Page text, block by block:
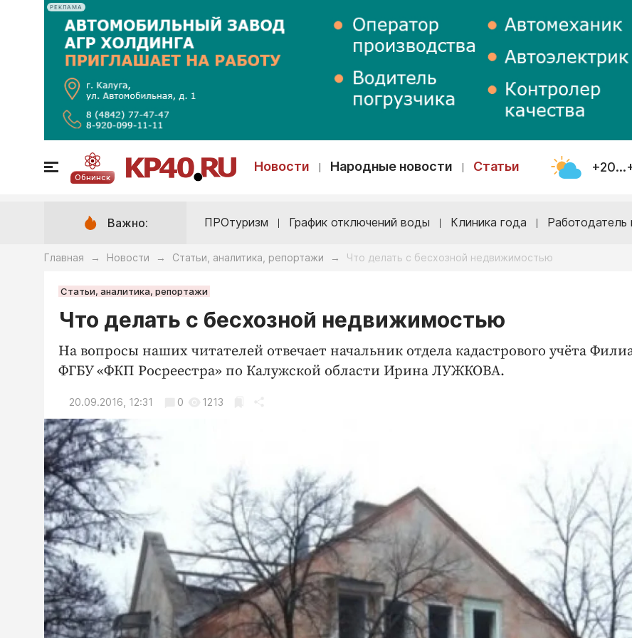
РЕКЛАМА
Обнинск
Новости Народные новости Статьи
Важно: ПРОтуризм График отключений воды Клиника года Работодатель
Главная → Новости → Статьи, аналитика, репортажи → Что делать с бесхозной недвижимостью
Статьи, аналитика, репортажи
Что делать с бесхозной недвижимостью
На вопросы наших читателей отвечает начальник отдела кадастрового учёта
ФГБУ «ФКП Росреестра» по Калужской области Ирина ЛУЖКОВА.
20.09.2016, 12:31 0 1213